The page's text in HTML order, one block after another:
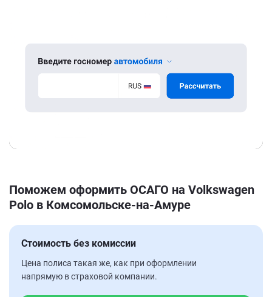
Поможем оформить ОСАГО на Volkswagen
Polo в Комсомольске-на-Амуре
Стоимость без комиссии
Цена полиса такая же, как при оформлении
напрямую в страховой компании.